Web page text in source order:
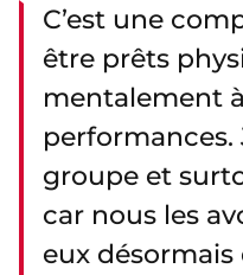
C’est une
être prêts
mentalement
performances.
groupe et
car nous les
eux